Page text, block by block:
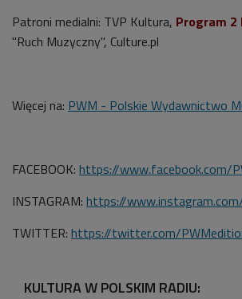
Patroni medialni: TVP Kultura, Program 2
"Ruch Muzyczny", Culture.pl
Więcej na: PWM - Polskie Wydawnictwo
FACEBOOK: https://www.facebook.com/
INSTAGRAM: https://
TWITTER: https://twitter.com/
KULTURA W POLSKIM RADIU: